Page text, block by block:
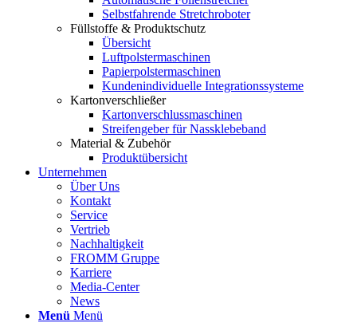
Selbstfahrende Stretchroboter
Füllstoffe & Produktschutz
Übersicht
Luftpolstermaschinen
Papierpolstermaschinen
Kundenindividuelle Integrationssysteme
Kartonverschließer
Kartonverschlussmaschinen
Streifengeber für Nassklebeband
Material & Zubehör
Produktübersicht
Unternehmen
Über Uns
Kontakt
Service
Vertrieb
Nachhaltigkeit
FROMM Gruppe
Karriere
Media-Center
News
Menü Menü